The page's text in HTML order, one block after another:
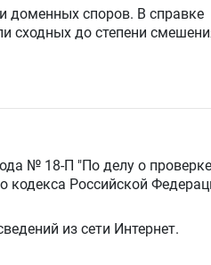
доменных споров. В справке
сходных до степени
№ 18-П "По делу о проверке
кодекса Российской
из сети Интернет.